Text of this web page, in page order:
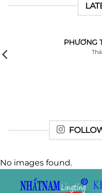
PHƯƠNG
No images found.